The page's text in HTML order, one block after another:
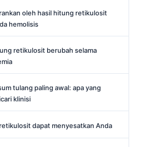
oleh hasil hitung retikulosit
hemolisis
retikulosit berubah selama
tulang paling awal: apa yang
klinisi
dapat menyesatkan Anda